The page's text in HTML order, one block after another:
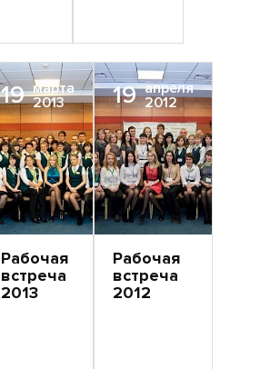
19 марта
2013
Рабочая
встреча
2013
19 апреля
2012
Рабочая
встреча
2012